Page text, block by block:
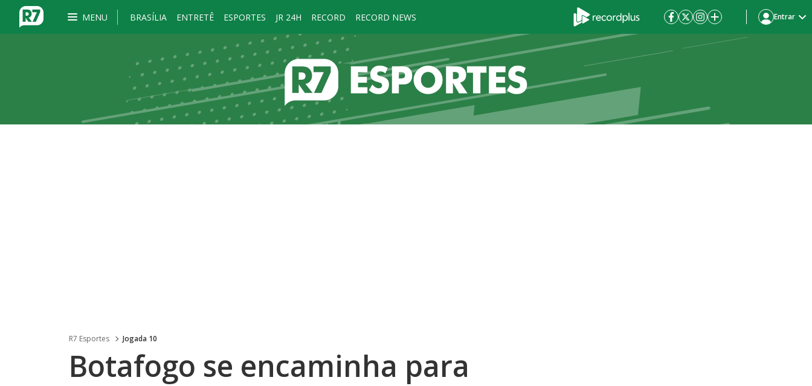
MENU BRASÍLIA ENTRETÊ ESPORTES JR 24H RECORD RECORD NEWS Entrar
R7 Esportes Jogada 10
Botafogo se encaminha para